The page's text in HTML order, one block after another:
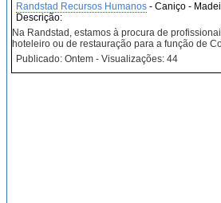
Randstad Recursos Humanos - Caniço -
Descrição:
Na Randstad, estamos à procura de
hoteleiro ou de restauração para a função de
Publicado: Ontem - Visualizações: 44